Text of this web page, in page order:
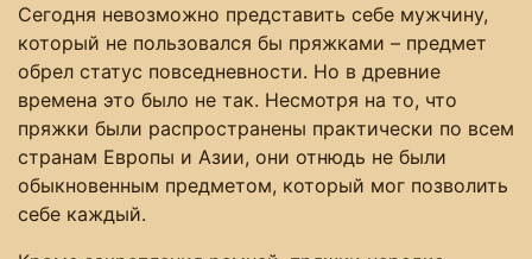
Сегодня невозможно представить себе мужчину,
который не пользовался бы пряжками – предмет
обрел статус повседневности. Но в древние
времена это было не так. Несмотря на то, что
пряжки были распространены практически по всем
странам Европы и Азии, они отнюдь не были
обыкновенным предметом, который мог позволить
себе каждый.